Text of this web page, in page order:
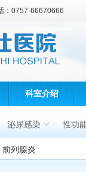
：0757-66670666
科室介绍
泌尿感染 性功
前列腺炎